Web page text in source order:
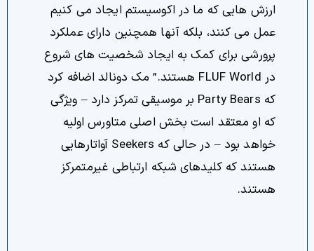
ارزش هایی که ما در اکوسیستم ایجاد می کنیم
عمل می کنند، بلکه آنها همچنین دارای عملکرد
پرورشی برای کمک به ایجاد شخصیت های شروع
در FLUF World هستند.” مک دونالد اضافه کرد
که Party Bears بر موسیقی تمرکز دارد – ویژگی
که او معتقد است بخش اصلی متاورس اولیه
خواهد بود – در حالی که Seekers آواتارهایی
هستند که کلیدهای شبکه ارتباطی غیرمتمرکز
هستند.